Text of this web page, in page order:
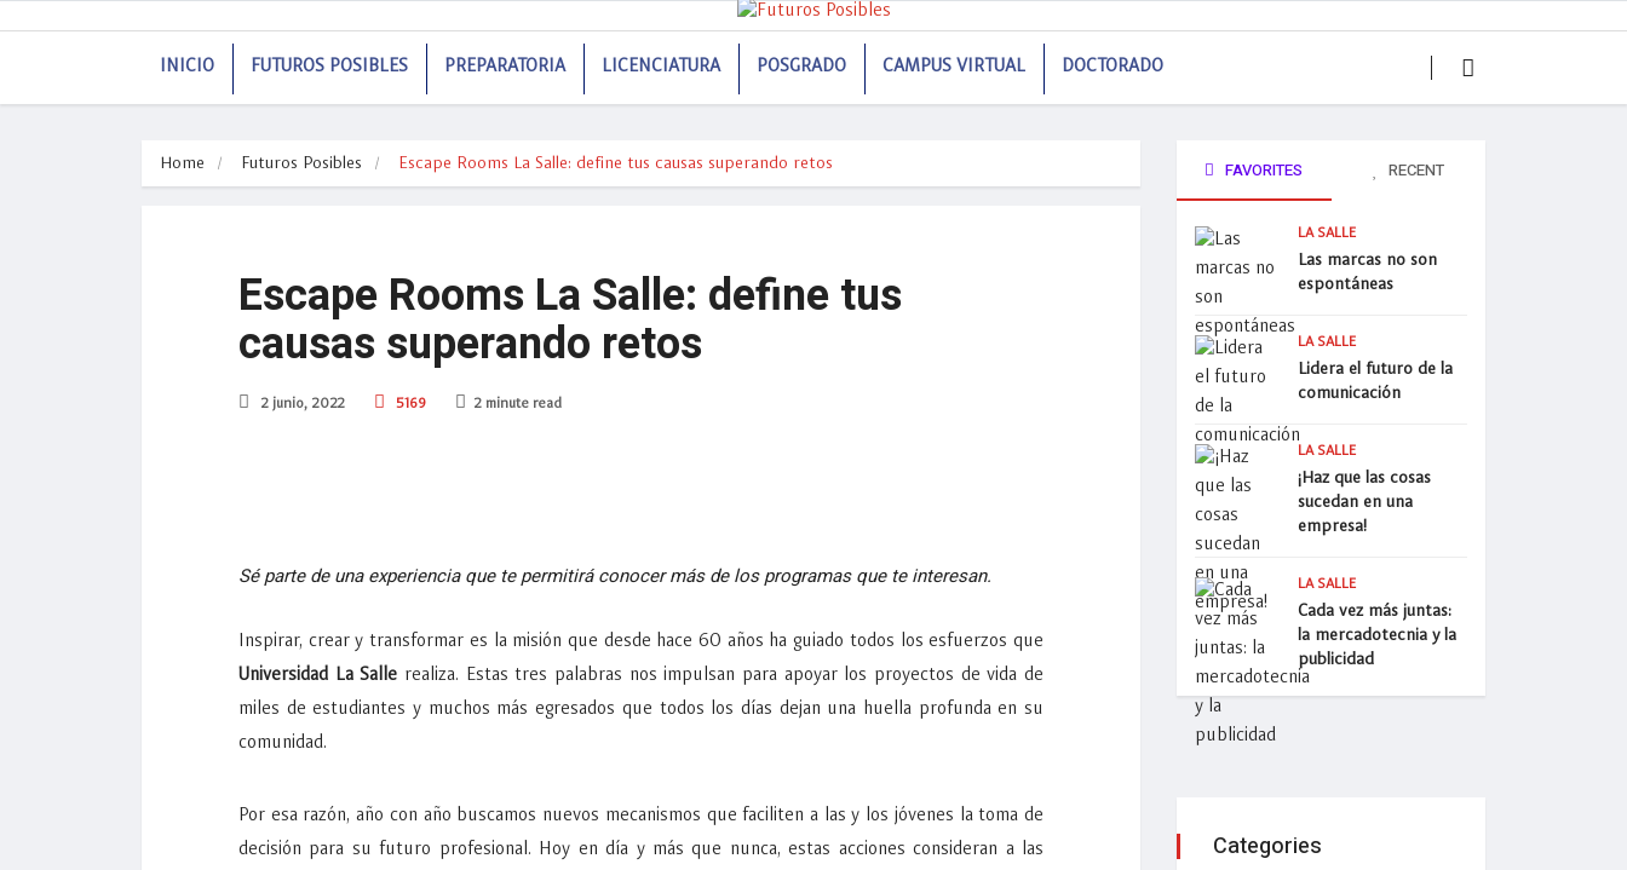
INICIO FUTUROS POSIBLES PREPARATORIA LICENCIATURA POSGRADO CAMPUS VIRTUAL DOCTORADO
Home Futuros Posibles Escape Rooms La Salle: define tus causas superando retos
Escape Rooms La Salle: define tus
causas superando retos
2 junio, 2022 5169 2 minute read
Sé parte de una experiencia que te permitirá conocer más de los programas que te interesan.
Inspirar, crear y transformar es la misión que desde hace 60 años ha guiado todos los esfuerzos que
Universidad La Salle realiza. Estas tres palabras nos impulsan para apoyar los proyectos de vida de
miles de estudiantes y muchos más egresados que todos los días dejan una huella profunda en su
comunidad.
Por esa razón, año con año buscamos nuevos mecanismos que faciliten a las y los jóvenes la toma de
decisión para su futuro profesional. Hoy en día y más que nunca, estas acciones consideran a las
FAVORITES RECENT
LA SALLE
Las marcas no son
espontáneas
LA SALLE
Lidera el futuro de la
comunicación
LA SALLE
¡Haz que las cosas
sucedan en una
empresa!
LA SALLE
Cada vez más juntas:
la mercadotecnia y la
publicidad
Categories